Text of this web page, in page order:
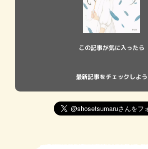
この記事が気に入ったら
最新記事をチェックしよう